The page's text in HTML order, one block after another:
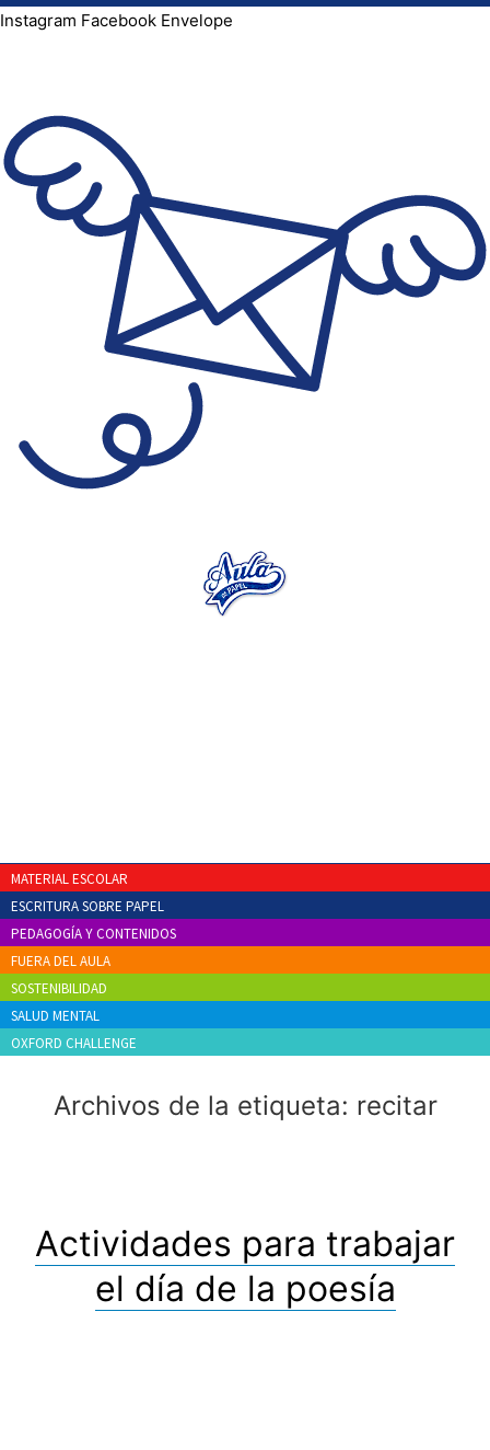
Instagram Facebook Envelope
MATERIAL ESCOLAR
ESCRITURA SOBRE PAPEL
PEDAGOGÍA Y CONTENIDOS
FUERA DEL AULA
SOSTENIBILIDAD
SALUD MENTAL
OXFORD CHALLENGE
Archivos de la etiqueta: recitar
Actividades para trabajar
el día de la poesía